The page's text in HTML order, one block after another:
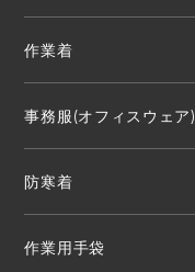
作業着
事務服(オフィスウェア)
防寒着
作業用手袋